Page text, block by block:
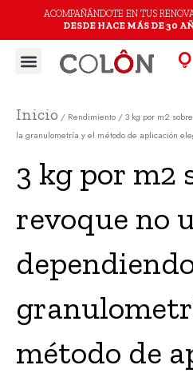
al
contenido
ACOMPAÑÁNDOTE EN TUS
DESDE HACE MÁS DE 30
Menu
Inicio / Rendimiento / 3 kg por m2
la granulometría y el método de aplicación
3 kg por m2
revoque no
método de